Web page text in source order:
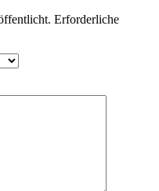
Erforderliche